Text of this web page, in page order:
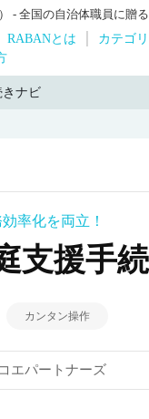
- 全国の自治体職員に贈
RABANとは カテゴ
ナビ
率化を両立！
支援手
カンタン操作
エパートナーズ